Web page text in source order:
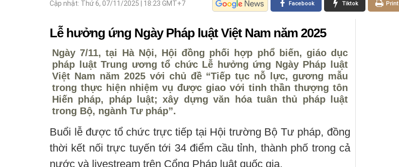
Cập nhật: Thứ 6, 07/11/2025 | 18:23 GMT+7 Print
Tiktok
Facebook
Lễ hưởng ứng Ngày Pháp luật Việt Nam năm 2025
Ngày 7/11, tại Hà Nội, Hội đồng phối hợp phổ biến, giáo dục
pháp luật Trung ương tổ chức Lễ hưởng ứng Ngày Pháp luật
Việt Nam năm 2025 với chủ đề “Tiếp tục nỗ lực, gương mẫu
trong thực hiện nhiệm vụ được giao với tinh thần thượng tôn
Hiến pháp, pháp luật; xây dựng văn hóa tuân thủ pháp luật
trong Bộ, ngành Tư pháp”.
Buổi lễ được tổ chức trực tiếp tại Hội trường Bộ Tư pháp, đồng
thời kết nối trực tuyến tới 34 điểm cầu tỉnh, thành phố trong cả
nước và livestream trên Cổng Pháp luật quốc gia.